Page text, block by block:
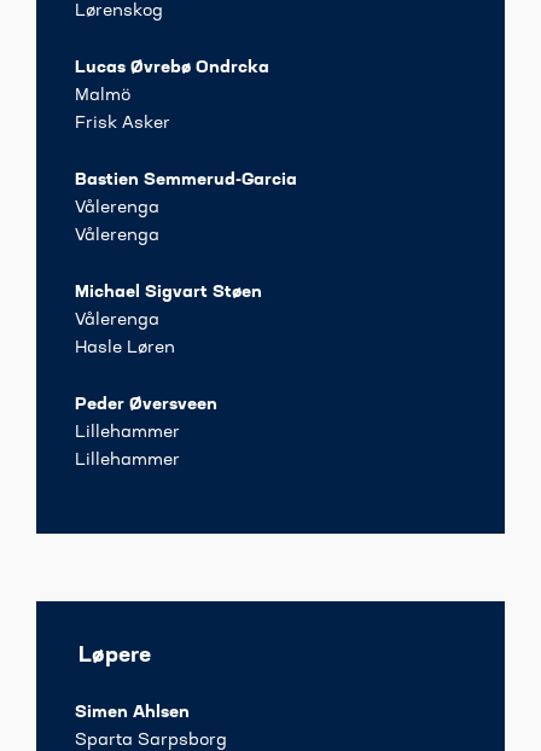
Lørenskog
Lucas Øvrebø Ondrcka
Malmö
Frisk Asker
Bastien Semmerud-Garcia
Vålerenga
Vålerenga
Michael Sigvart Støen
Vålerenga
Hasle Løren
Peder Øversveen
Lillehammer
Lillehammer
Løpere
Simen Ahlsen
Sparta Sarpsborg